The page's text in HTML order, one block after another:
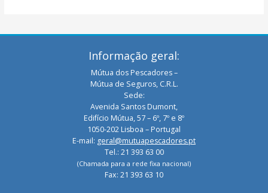
Informação geral:
Mútua dos Pescadores –
Mútua de Seguros, C.R.L.
Sede:
Avenida Santos Dumont,
Edifício Mútua, 57 – 6º, 7º e 8º
1050-202 Lisboa – Portugal
E-mail: geral@mutuapescadores.pt
Tel.: 21 393 63 00
(Chamada para a rede fixa nacional)
Fax: 21 393 63 10